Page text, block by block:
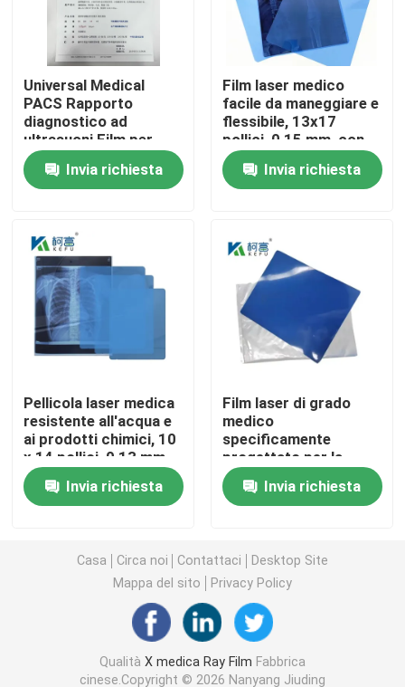
Contattaci
notizie
Tutti i casi
Getto di inchiostro X Ray Film
Laser X Ray Film
Lastra radioscopica dell'ANIMALE DOMESTICO
Film della matrice per serigrafia
carta della foto del rc
Film del trasferimento di calore
film termico medico
Universal Medical
PACS Rapporto
diagnostico ad
ultrasuoni Film per
apparecchiature
medicheInvia richiesta
Film laser medico
facile da maneggiare e
flessibile, 13x17
pollici, 0,15 mm, con
una superficie liscia e
resistente alla
piegatura
Invia richiesta
Pellicola laser medica
resistente all'acqua e
ai prodotti chimici, 10
x 14 pollici, 0,13 mm,
adatta per l'uso in
ambienti medici duri e
umidi
Invia richiesta
Film laser di grado
medico
specificamente
progettato per la
risonanza magnetica
funzionale, 12x16in,
0,14mm, cattura delle
Invia richiesta
Casa Circa noi Contattaci
Desktop Site
Mappa del sito
Privacy Policy
Qualità X medica Ray Film Fabbrica
cinese.Copyright © 2026 Nanyang Jiuding